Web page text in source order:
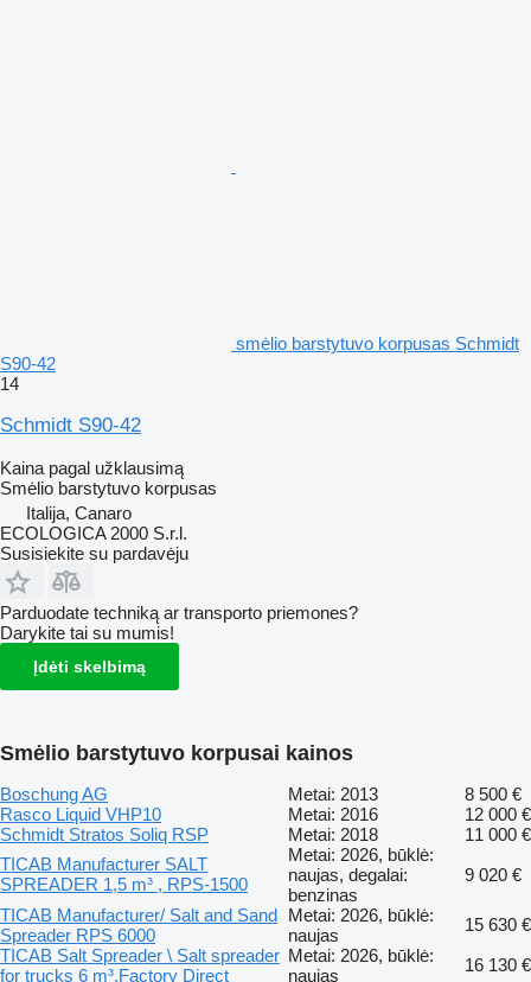
smėlio barstytuvo korpusas Schmidt
S90-42
14
Schmidt S90-42
Kaina pagal užklausimą
Smėlio barstytuvo korpusas
Italija, Canaro
ECOLOGICA 2000 S.r.l.
Susisiekite su pardavėju
Parduodate techniką ar transporto priemones?
Darykite tai su mumis!
Įdėti skelbimą
Smėlio barstytuvo korpusai kainos
Boschung AG Metai: 2013
8 500 €
Rasco Liquid VHP10
Metai: 2016
12 000 €
Schmidt Stratos Soliq RSP
Metai: 2018
11 000 €
TICAB Manufacturer SALT
SPREADER 1,5 m³ , RPS-1500
Metai: 2026, būklė:
naujas, degalai:
benzinas
9 020 €
TICAB Manufacturer/ Salt and Sand
Spreader RPS 6000
Metai: 2026, būklė:
naujas
15 630 €
TICAB Salt Spreader \ Salt spreader
for trucks 6 m³,Factory Direct
Metai: 2026, būklė:
naujas
16 130 €